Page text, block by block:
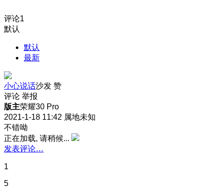
评论1
默认
默认
最新
小心说话沙发 赞
评论 举报
版主荣耀30 Pro
2021-1-18 11:42 属地未知
不错呦
正在加载, 请稍候...
发表评论…
1
5